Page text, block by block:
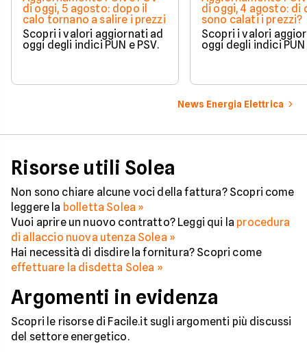
di oggi, 5 agosto: dopo il
calo tornano a salire i prezzi
Scopri i valori aggiornati ad
oggi degli indici PUN e PSV.
di oggi, 4 agosto: di
sono calati i prezzi?
Scopri i valori
oggi degli indici PUN
News Energia Elettrica
Risorse utili Solea
Non sono chiare alcune voci della fattura? Scopri come
leggere la bolletta Solea »
Vuoi aprire un nuovo contratto? Leggi qui la procedura
di allaccio nuova utenza Solea »
Hai necessità di disdire la fornitura? Scopri come
effettuare la disdetta Solea »
Argomenti in evidenza
Scopri le risorse di Facile.it sugli argomenti più discussi
del settore energetico.